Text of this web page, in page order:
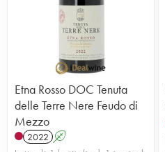
Etna Rosso DOC Tenuta
delle Terre Nere Feudo di
Mezzo
2022 A